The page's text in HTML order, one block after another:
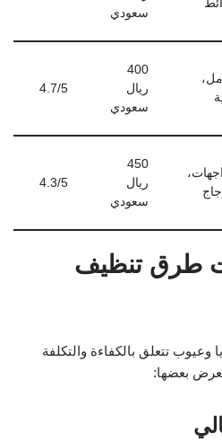
سعودي
400
ريال
سعودي
4.7/5
450
ريال
سعودي
4.3/5
طرق تنظيف
تتعلق بالكفاءة والتكلفة
بعضها: